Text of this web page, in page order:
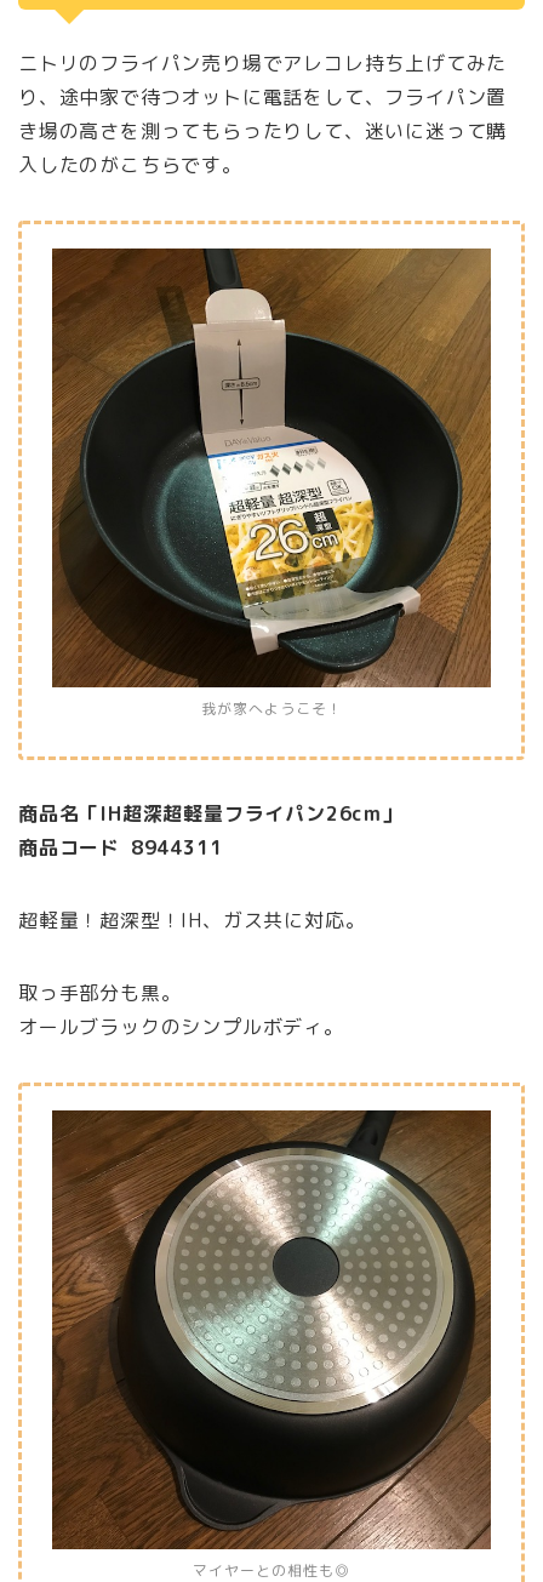
ニトリのフライパン売り場でアレコレ持ち上げてみた
り、途中家で待つオットに電話をして、フライパン置
き場の高さを測ってもらったりして、迷いに迷って購
入したのがこちらです。
我が家へようこそ！
商品名「IH超深超軽量フライパン26cm」
商品コード 8944311
超軽量！超深型！IH、ガス共に対応。
取っ手部分も黒。
オールブラックのシンプルボディ。
マイヤーとの相性も◎